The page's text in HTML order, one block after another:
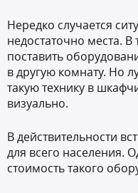
Нередко случается
недостаточно места.
поставить
в другую комнату. Но
такую технику в
визуально.
В действительности
для всего населения.
стоимость такого